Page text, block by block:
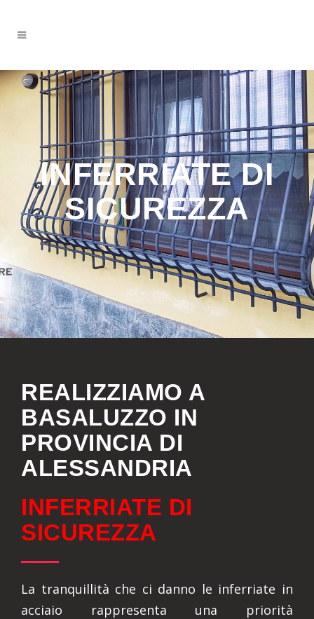
INFERRIATE DI
SICUREZZA
REALIZZIAMO A
BASALUZZO IN
PROVINCIA DI
ALESSANDRIA
INFERRIATE DI
SICUREZZA
La tranquillità che ci danno le inferriate in
acciaio rappresenta una priorità